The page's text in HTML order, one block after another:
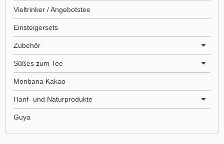
Vieltrinker / Angebotstee
Einsteigersets
Zubehör
Süßes zum Tee
Monbana Kakao
Hanf- und Naturprodukte
Guya